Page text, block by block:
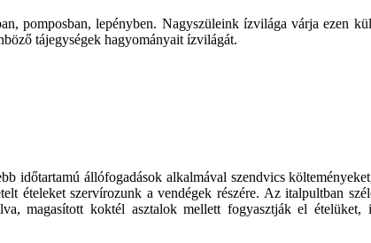
pomposban, lepényben. Nagyszüleink ízvilága várja ezen
tájegységek hagyományait ízvilágát.
időtartamú állófogadások alkalmával szendvics
ételeket szervírozunk a vendégek részére. Az italpultban
magasított koktél asztalok mellett fogyasztják el